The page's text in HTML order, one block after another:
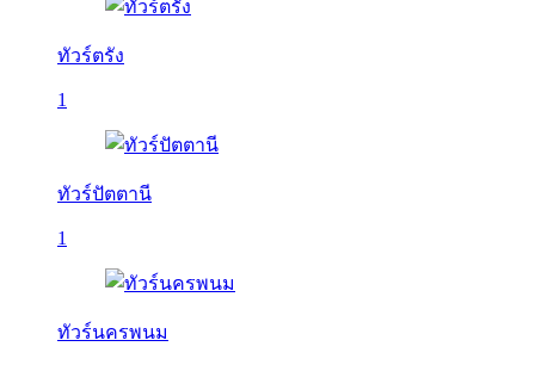
ทัวร์ตรัง
1
ทัวร์ปัตตานี
1
ทัวร์นครพนม